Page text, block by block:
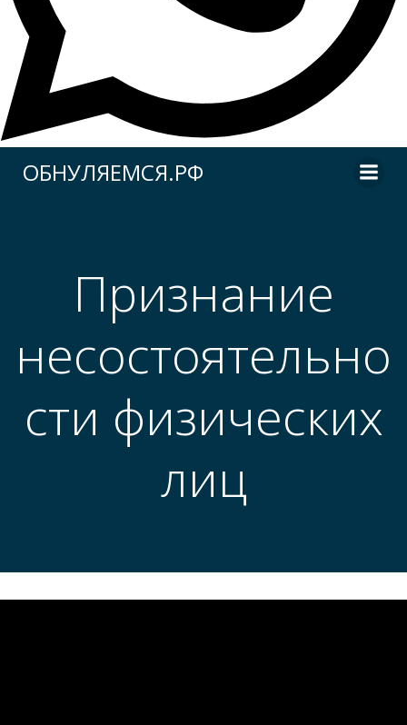
ОБНУЛЯЕМСЯ.РФ
Признание
несостоятельно
сти физических
лиц